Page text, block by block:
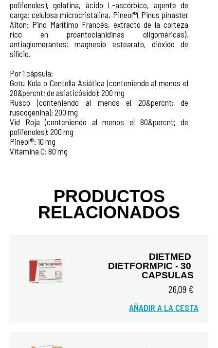
polifenoles), gelatina, ácido L-ascórbico, agente de
carga: celulosa microcristalina, Pineol®( Pinus pinaster
Aiton: Pino Marítimo Francés, extracto de la corteza
rico en proantocianidinas oligoméricas),
antiaglomerantes: magnesio estearato, dióxido de
silicio.
Por 1 cápsula:
Gotu Kola o Centella Asiática (conteniendo al menos el
20&percnt; de asiaticósido): 200 mg
Rusco (conteniendo al menos el 20&percnt; de
ruscogenina): 200 mg
Vid Roja (conteniendo al menos el 80&percnt; de
polifenoles): 200 mg
Pineol®: 10 mg
Vitamina C: 80 mg
PRODUCTOS
RELACIONADOS
DIETMED
DIETFORMPIC - 30
CAPSULAS
26,09 €
AÑADIR A LA CESTA